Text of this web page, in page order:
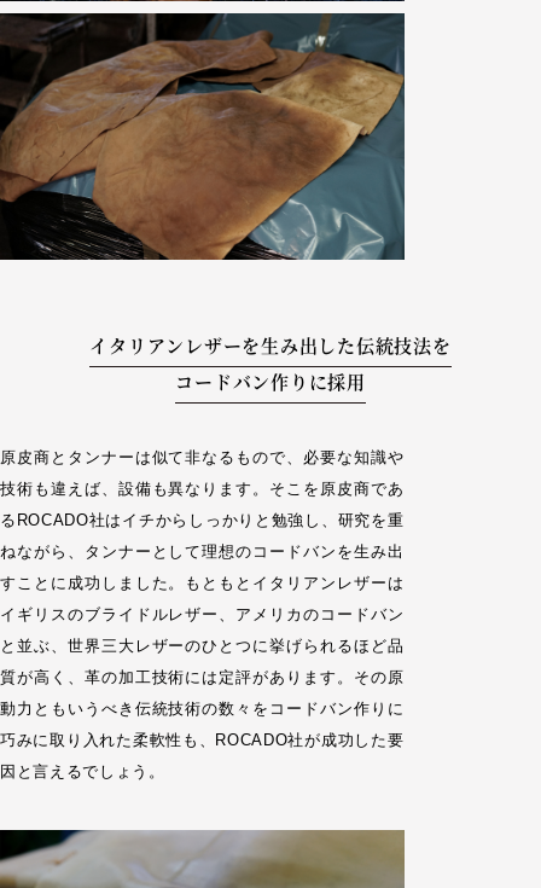
イタリアンレザーを生み出した伝統技法を
コードバン作りに採用
原皮商とタンナーは似て非なるもので、必要な知識や
技術も違えば、設備も異なります。そこを原皮商であ
るROCADO社はイチからしっかりと勉強し、研究を重
ねながら、タンナーとして理想のコードバンを生み出
すことに成功しました。もともとイタリアンレザーは
イギリスのブライドルレザー、アメリカのコードバン
と並ぶ、世界三大レザーのひとつに挙げられるほど品
質が高く、革の加工技術には定評があります。その原
動力ともいうべき伝統技術の数々をコードバン作りに
巧みに取り入れた柔軟性も、ROCADO社が成功した要
因と言えるでしょう。